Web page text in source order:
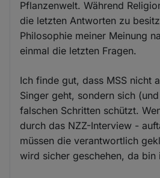
Pflanzenwelt. Während
die letzten Antworten zu
Philosophie meiner Meinung
einmal die letzten Fragen.
Ich finde gut, dass MSS nicht
Singer geht, sondern sich
falschen Schritten schützt.
durch das NZZ-Interview -
müssen die verantwortlich
wird sicher geschehen, da bin